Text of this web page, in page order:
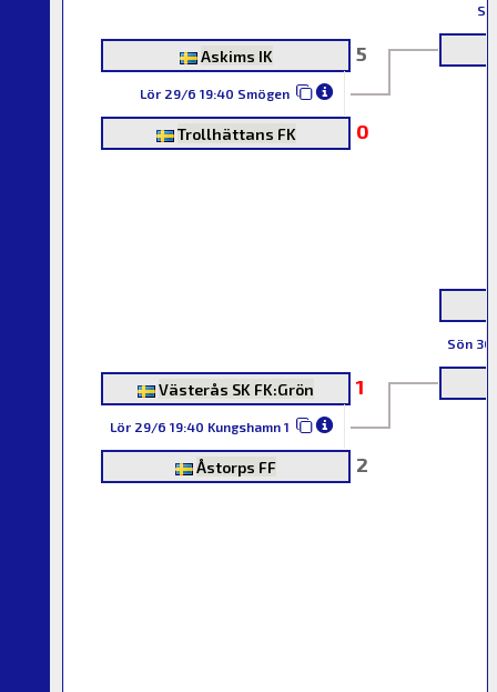
Askims IK 5
Lör 29/6 19:40 Smögen
Trollhättans FK 0
Västerås SK FK:Grön 1
Lör 29/6 19:40 Kungshamn 1
Åstorps FF 2
Sön